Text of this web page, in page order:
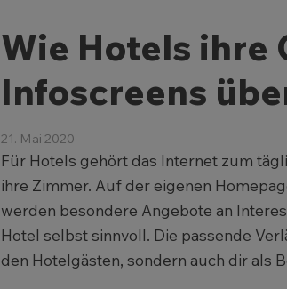
Wie Hotels ihre
Infoscreens
21. Mai 2020
Für Hotels gehört das Internet zum
ihre Zimmer. Auf der eigenen
werden besondere Angebote an
Hotel selbst sinnvoll. Die passende
den Hotelgästen, sondern auch dir als